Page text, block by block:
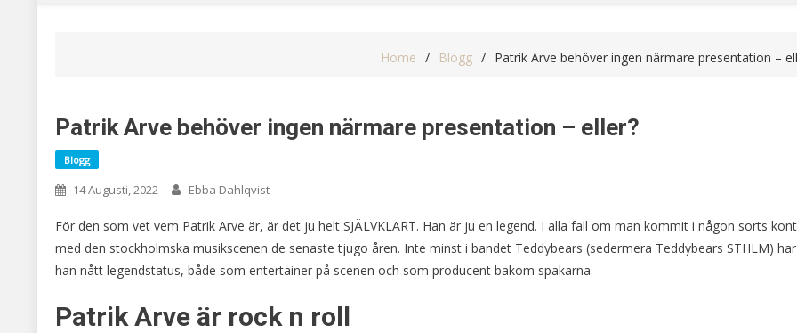
Home Blogg Patrik Arve behöver ingen närmare presentation –
Patrik Arve behöver ingen närmare presentation – eller?
Blogg
14 Augusti, 2022 Ebba Dahlqvist
För den som vet vem Patrik Arve är, är det ju helt SJÄLVKLART. Han är ju en legend. I alla fall om man kommit i någon sorts
med den stockholmska musikscenen de senaste tjugo åren. Inte minst i bandet Teddybears (sedermera Teddybears STHLM) har
han nått legendstatus, både som entertainer på scenen och som producent bakom spakarna.
Patrik Arve är rock n roll